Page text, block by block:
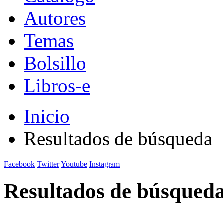
Autores
Temas
Bolsillo
Libros-e
Inicio
Resultados de búsqueda
Facebook TwitterYoutube Instagram
Resultados de